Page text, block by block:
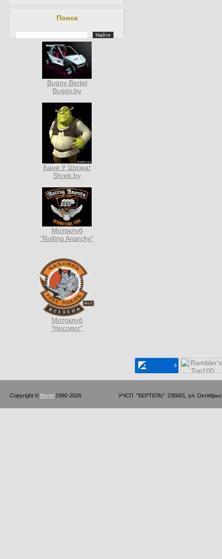
Поиск
Buggy Bertel
Buggy.by
Баня У Шрэка!
Shrek.by
Мотоклуб
"Rolling Anarchy"
Мотоклуб
"Носорог"
Copyright © Bertel 1990-2026                         УЧСП  "БЕРТЕЛЬ"  230001, ул.